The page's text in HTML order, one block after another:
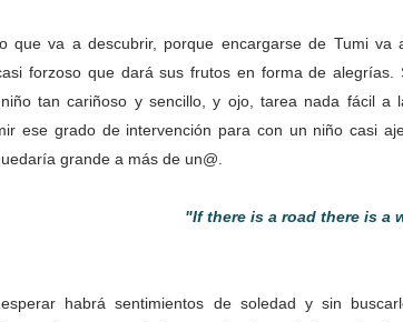
que va a descubrir, porque encargarse de Tumi
forzoso que dará sus frutos en forma de
tan cariñoso y sencillo, y ojo, tarea nada fácil a
ese grado de intervención para con un niño casi
grande a más de un@.
"If there is a road there is a
habrá sentimientos de soledad y sin